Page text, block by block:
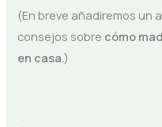
(En breve añadiremos un
consejos sobre cómo
en casa .)